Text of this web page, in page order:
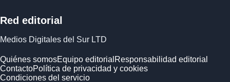
Red editorial
Medios Digitales del Sur LTD
Quiénes somosEquipo editorial Responsabilidad editorial
ContactoPolítica de privacidad y cookies
Condiciones del servicio